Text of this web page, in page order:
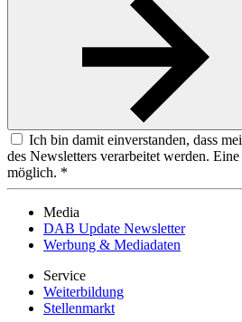
Ich bin damit einverstanden, dass
des Newsletters verarbeitet werden.
möglich. *
Media
DAB Update Newsletter
Werbung & Mediadaten
Service
Weiterbildung
Stellenmarkt